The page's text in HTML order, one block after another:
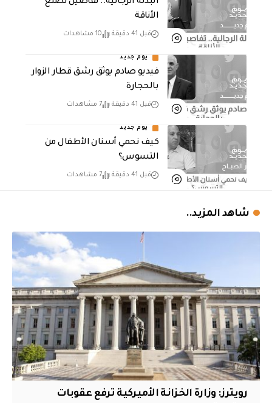
البدلة الرجالية.. تفاصيل تصنع
الأناقة
قبل 41 دقيقة 10 مشاهدات
يوم جديد
فيديو صادم يوثق رشق قطار الزوار
بالحجارة
قبل 41 دقيقة 7 مشاهدات
يوم جديد
كيف نحمي أسنان الأطفال من
التسوس؟
قبل 41 دقيقة 7 مشاهدات
شاهد المزيد..
‏رويترز: وزارة الخزانة الأميركية ترفع عقوبات